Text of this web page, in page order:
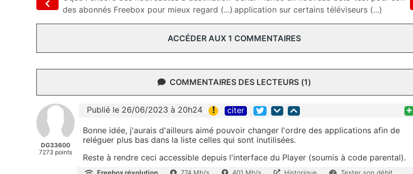
des abonnés Freebox pour mieux regard (...) application sur certains téléviseurs (...)
ACCÉDER AUX 1 COMMENTAIRES
COMMENTAIRES DES LECTEURS (1)
DG33600
7273 points
Publié le 26/06/2023 à 20h24 ! citer +
Bonne idée, j'aurais d'ailleurs aimé pouvoir changer l'ordre des applications afin de
reléguer plus bas dans la liste celles qui sont inutilisées.
Reste à rendre ceci accessible depuis l'interface du Player (soumis à code parental).
Freebox révolution 774 Mb/s 401 Mb/s Historique Tester son débit